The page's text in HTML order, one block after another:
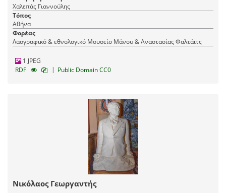
Χαλεπάς Γιαννούλης
Τόπος
Αθήνα
Φορέας
Λαογραφικό & εθνολογικό Μουσείο Μάνου & Αναστασίας Φαλτάϊτς
1 JPEG
RDF
| Public Domain CC0
Νικόλαος Γεωργαντής